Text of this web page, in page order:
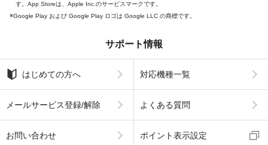
す。App Storeは、Apple Inc.のサービスマークです。
Google Play および Google Play ロゴは Google LLC の商標です。
サポート情報
はじめての方へ 対応機種一覧
メールサービス登録/解除 よくある質問
お問い合わせ ポイント表示設定